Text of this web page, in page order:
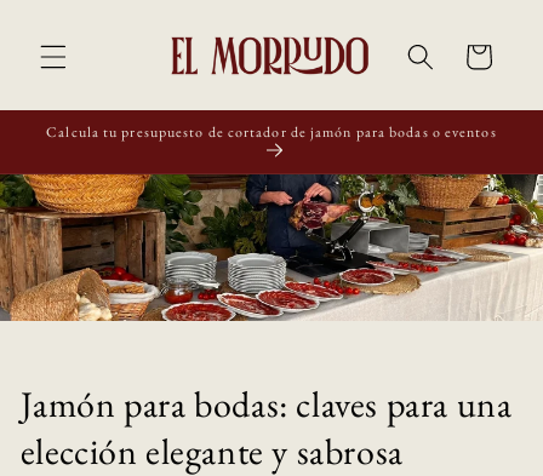
al contenido
Carrito
Calcula tu presupuesto de cortador de jamón para bodas o eventos
Jamón para bodas: claves para una
elección elegante y sabrosa